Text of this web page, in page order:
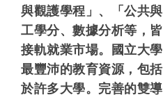
與觀護學程」、「公共
工學分、數據分析等，
接軌就業市場。國立大
最豐沛的教育資源，包
於許多大學。完善的雙